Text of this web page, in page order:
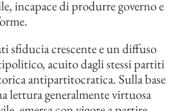
incapace di produrre governo e
sfiducia crescente e un diffuso
acuito dagli stessi partiti
antipartitocratica. Sulla base
lettura generalmente virtuosa